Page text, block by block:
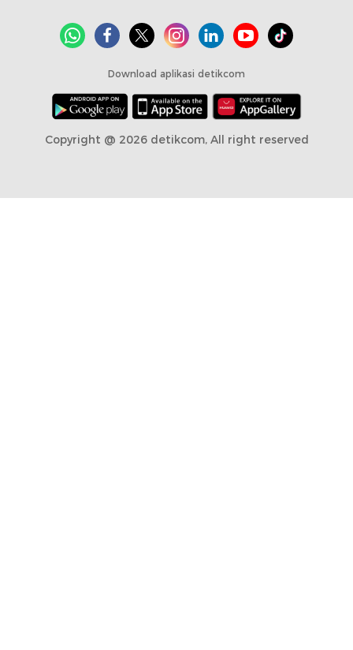
Download aplikasi detikcom
Copyright @ 2026 detikcom, All right reserved